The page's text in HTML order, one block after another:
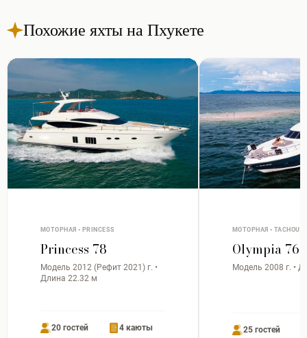
Похожие яхты на Пхукете
МОТОРНАЯ • PRINCESS
Princess 78
Модель 2012 (Рефит 2021) г. •
Длина 22.32 м
20 гостей 4 каюты
МОТОРНАЯ • TACHOU
Olympia 76
Модель 2008 г. •
25 гостей